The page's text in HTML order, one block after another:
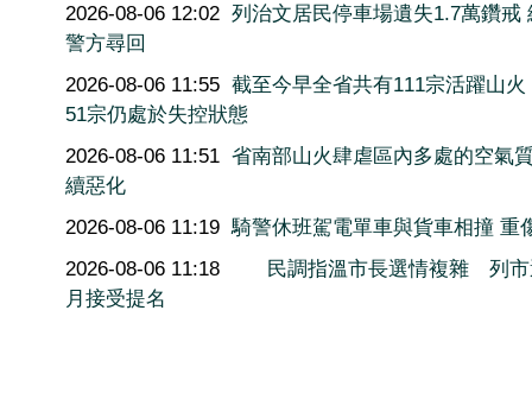
2026-08-06 12:02 列治文居民停車場遺失1.7萬鑽戒
警方尋回
2026-08-06 11:55 截至今早全省共有111宗活躍山火
51宗仍處於失控狀態
2026-08-06 11:51 省南部山火肆虐區內多處的空氣
續惡化
2026-08-06 11:19 騎警休班駕電單車與貨車相撞 重
2026-08-06 11:18
民調指溫市長選情複雜 列
月接受提名